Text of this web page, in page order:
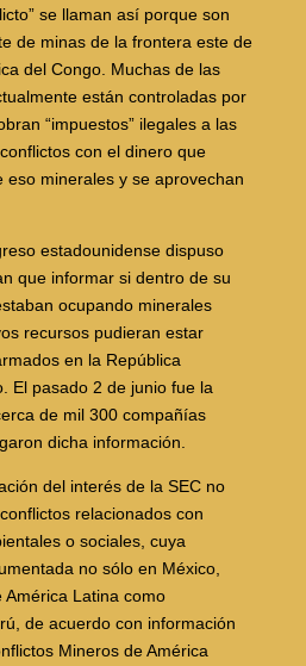
se llaman así porque son
de minas de la frontera este de
del Congo. Muchas de las
están controladas por
“impuestos” ilegales a las
con el dinero que
eso minerales y se aprovechan
estadounidense dispuso
que informar si dentro de su
ocupando minerales
recursos pudieran estar
en la República
El pasado 2 de junio fue la
de mil 300 compañías
dicha información.
del interés de la SEC no
relacionados con
o sociales, cuya
no sólo en México,
Latina como
de acuerdo con información
Mineros de América